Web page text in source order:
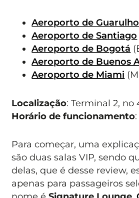
Aeroporto de
Aeroporto de Santiago
Aeroporto de Bogotá
Aeroporto de Buenos
Aeroporto de Miami
Localização: Terminal 2, no
Horário de funcionamento
Para começar, uma
são duas salas VIP, sendo
delas, que é desse review,
apenas para passageiros